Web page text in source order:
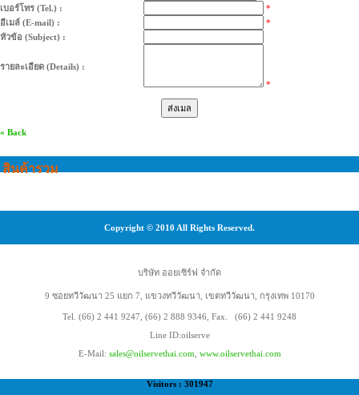
เบอร์โทร (Tel.) :
*
อีเมล์ (E-mail) :
*
หัวข้อ (Subject) :
รายละเอียด (Details) :
*
« Back
สินค้ารวม
Copyright © 2010 All Rights Reserved.
บริษัท ออยเซิร์ฟ จำกัด
9 ซอยทวีวัฒนา 25 แยก 7, แขวงทวีวัฒนา, เขตทวีวัฒนา, กรุงเทพ 10170
Tel. (66) 2 441 9247, (66) 2 888 9346, Fax. (66) 2 441 9248
Line ID:oilserve
E-Mail: sales@oilservethai.com www.oilservethai.com
Visitors : 301947